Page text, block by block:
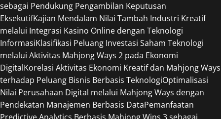
sebagai Pendukung Pengambilan Keputusan
EksekutifKajian Mendalam Nilai Tambah Industri Kreatif
melalui Integrasi Kasino Online dengan Teknologi
InformasiKlasifikasi Peluang Investasi Saham Teknologi
melalui Aktivitas Mahjong Ways 2 pada Ekonomi
DigitalKorelasi Aktivitas Ekonomi Kreatif dan Mahjong Ways
terhadap Peluang Bisnis Berbasis TeknologiOptimalisasi
Nilai Perusahaan Digital melalui Mahjong Ways dengan
Pendekatan Manajemen Berbasis DataPemanfaatan